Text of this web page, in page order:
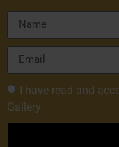
I have read and
Gallery